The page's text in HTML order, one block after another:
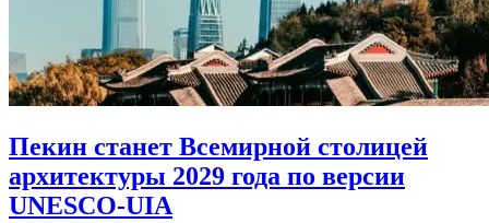
Пекин станет Всемирной столицей
архитектуры 2029 года по версии
UNESCO-UIA